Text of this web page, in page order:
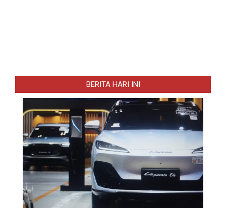
BERITA HARI INI